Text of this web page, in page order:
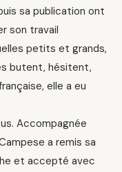
sa publication ont
son travail
petits et grands,
butent, hésitent,
elle a eu
Accompagnée
a remis sa
et accepté avec